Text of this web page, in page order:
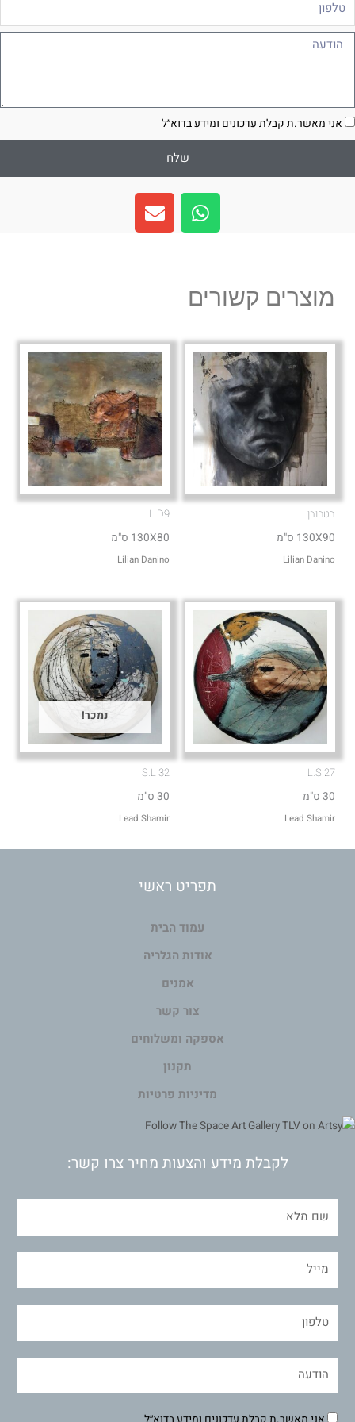
אני מאשר.ת קבלת עדכונים ומידע בדוא״ל
שלח
W
h
a
a
p
E
n
v
e
מוצרים קשורים
בטהובן
130X90 ס"מ
Lilian Danino
L.D9
130X80 ס"מ
Lilian Danino
L.S 27
30 ס"מ
Lead Shamir
נמכר!
S.L 32
30 ס"מ
Lead Shamir
תפריט ראשי
עמוד הבית
אודות הגלריה
אמנים
צור קשר
אספקה ומשלוחים
תקנון
מדיניות פרטיות
לקבלת מידע והצעות מחיר צרו קשר: